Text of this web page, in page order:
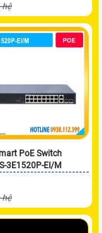
hệ
PoE Switch
3E1520P-EI/M
hệ